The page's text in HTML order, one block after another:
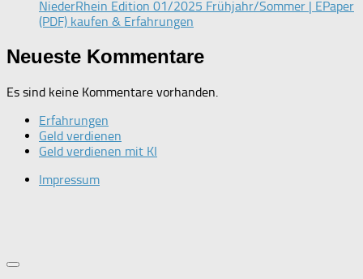
NiederRhein Edition 01/2025 Frühjahr/Sommer | EPaper
(PDF) kaufen & Erfahrungen
Neueste Kommentare
Es sind keine Kommentare vorhanden.
Erfahrungen
Geld verdienen
Geld verdienen mit KI
Impressum